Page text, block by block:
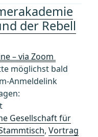
der Rebell
– via Zoom
möglichst bald
Anmeldelink
Gesellschaft für
, Vortrag